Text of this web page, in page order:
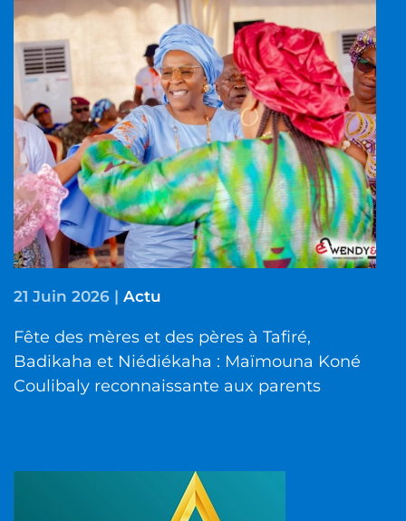
21 Juin 2026 | Actu
Fête des mères et des pères à Tafiré,
Badikaha et Niédiékaha : Maïmouna Koné
Coulibaly reconnaissante aux parents